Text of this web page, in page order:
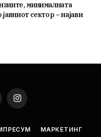
минималната
сектор – најави
Instagram
МАРКЕТИНГ